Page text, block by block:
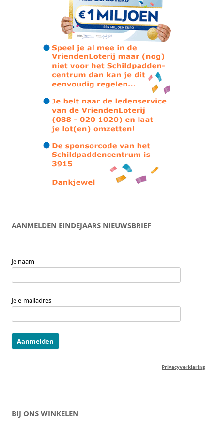
AANMELDEN EINDEJAARS NIEUWSBRIEF
Je naam
Je e-mailadres
Privacyverklaring
BIJ ONS WINKELEN